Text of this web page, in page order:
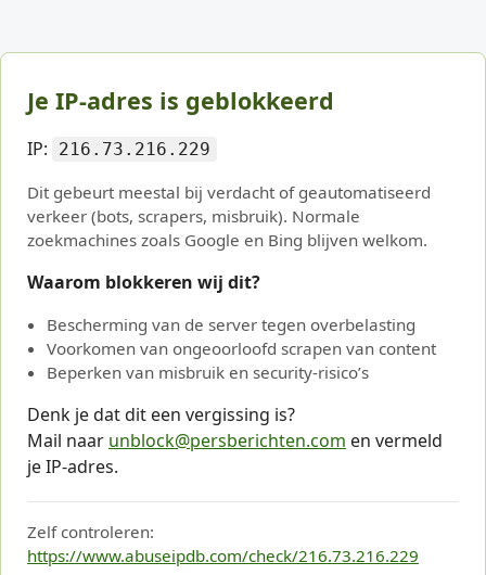
Je IP-adres is geblokkeerd
IP: 216.73.216.229
Dit gebeurt meestal bij verdacht of geautomatiseerd
verkeer (bots, scrapers, misbruik). Normale
zoekmachines zoals Google en Bing blijven welkom.
Waarom blokkeren wij dit?
Bescherming van de server tegen overbelasting
Voorkomen van ongeoorloofd scrapen van content
Beperken van misbruik en security-risico’s
Denk je dat dit een vergissing is?
Mail naar unblock@persberichten.com en vermeld
je IP-adres.
Zelf controleren:
https://www.abuseipdb.com/check/216.73.216.229